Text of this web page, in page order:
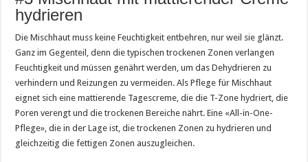
hydrieren
Die Mischhaut muss keine Feuchtigkeit entbehren, nur weil sie glänzt.
Ganz im Gegenteil, denn die typischen trockenen Zonen verlangen
Feuchtigkeit und müssen genährt werden, um das Dehydrieren zu
verhindern und Reizungen zu vermeiden. Als Pflege für Mischhaut
eignet sich eine mattierende Tagescreme, die die T-Zone hydriert, die
Poren verengt und die trockenen Bereiche nährt. Eine «All-in-One-
Pflege», die in der Lage ist, die trockenen Zonen zu hydrieren und
gleichzeitig die fettigen Zonen auszugleichen.